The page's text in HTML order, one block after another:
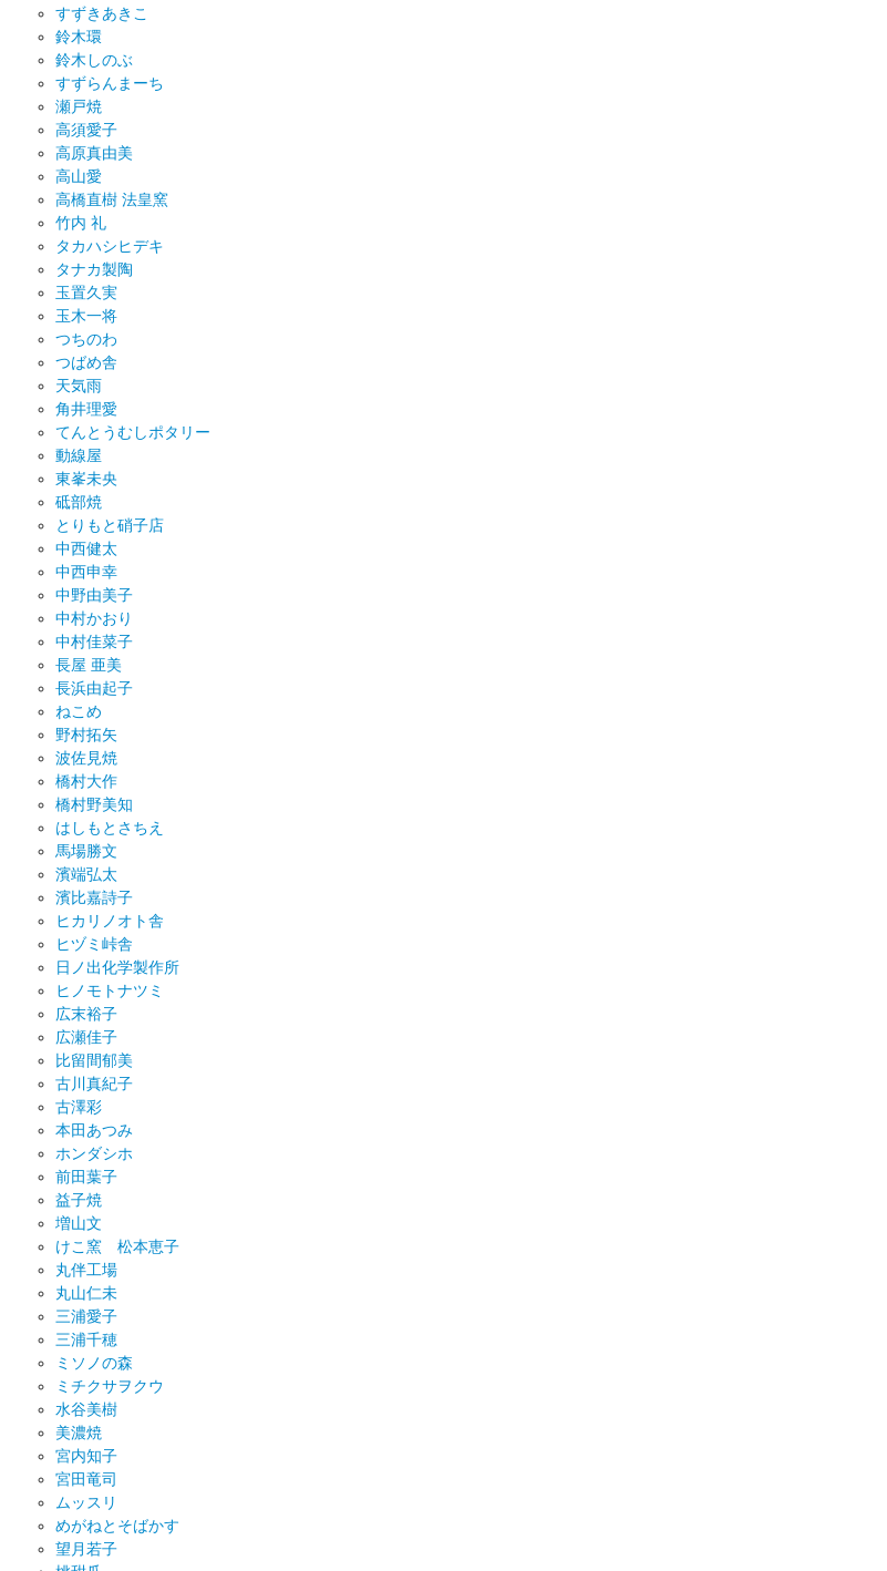
すずきあきこ
鈴木環
鈴木しのぶ
すずらんまーち
瀬戸焼
高須愛子
高原真由美
高山愛
高橋直樹 法皇窯
竹内 礼
タカハシヒデキ
タナカ製陶
玉置久実
玉木一将
つちのわ
つばめ舎
天気雨
角井理愛
てんとうむしポタリー
動線屋
東峯未央
砥部焼
とりもと硝子店
中西健太
中西申幸
中野由美子
中村かおり
中村佳菜子
長屋 亜美
長浜由起子
ねこめ
野村拓矢
波佐見焼
橋村大作
橋村野美知
はしもとさちえ
馬場勝文
濱端弘太
濱比嘉詩子
ヒカリノオト舎
ヒヅミ峠舎
日ノ出化学製作所
ヒノモトナツミ
広末裕子
広瀬佳子
比留間郁美
古川真紀子
古澤彩
本田あつみ
ホンダシホ
前田葉子
益子焼
増山文
けこ窯 松本恵子
丸伴工場
丸山仁未
三浦愛子
三浦千穂
ミソノの森
ミチクサヲクウ
水谷美樹
美濃焼
宮内知子
宮田竜司
ムッスリ
めがねとそばかす
望月若子